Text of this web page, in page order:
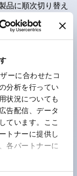
ーに合わせたコ
分析を行ってい
状況についても
告配信、データ
ています。ここ
トナーに提供し
各パートナーに
品に順次切り替え
り、ダイレクト
。（パイロットラ
球）。これま
のLED球で各色